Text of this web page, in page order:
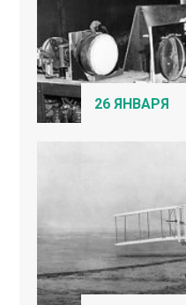
26 ЯНВАРЯ